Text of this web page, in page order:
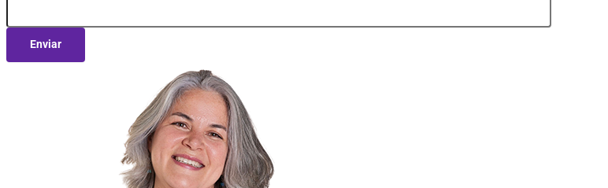
Enviar